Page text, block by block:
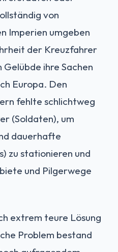
von
Imperien umgeben
der Kreuzfahrer
ihre Sachen
Europa. Den
fehlte schlichtweg
(Soldaten), um
dauerhafte
zu stationieren und
und Pilgerwege
extrem teure Lösung
Problem bestand